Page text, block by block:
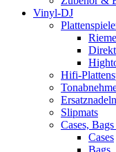
Vinyl-DJ
Hifi-
Ersatznadeln
Slipmats
Cases,
Cases
Bags